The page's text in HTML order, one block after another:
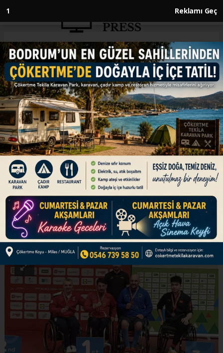
Anasayfa SPOR
Milli para masa tenisçiler,
Slovenya'daki turnuvada 2'si
altın 4 madalya kazandı
SPOR
09.05.2026 - 11:30, Güncelleme: 09.05.2026 - 11:30
Dünya Para Challenger Masa Tenisi Serisi'nin
Lasko ayağına katılan milli sporcular, 2 altın, 2
bronz olmak üzere 4 madalya kazandı.
ABONE OL